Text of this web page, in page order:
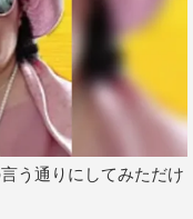
るのは、もちろん役
皆さん、スタッフの
になってそういう思
らすてきな出会いと
芝居の現場でご一緒
う通りにしてみただけ